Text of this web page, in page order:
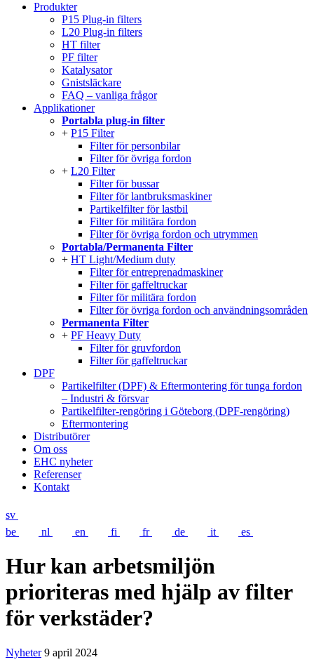
Produkter
P15 Plug-in filters
L20 Plug-in filters
HT filter
PF filter
Katalysator
Gnistsläckare
FAQ – vanliga frågor
Applikationer
Portabla plug-in filter
P15 Filter
Filter för personbilar
Filter för övriga fordon
L20 Filter
Filter för bussar
Filter för lantbruksmaskiner
Partikelfilter för lastbil
Filter för militära fordon
Filter för övriga fordon och utrymmen
Portabla/Permanenta Filter
HT Light/Medium duty
Filter för entreprenadmaskiner
Filter för gaffeltruckar
Filter för militära fordon
Filter för övriga fordon och användningsområden
Permanenta Filter
PF Heavy Duty
Filter för gruvfordon
Filter för gaffeltruckar
DPF
Partikelfilter (DPF) & Eftermontering för tunga fordon
– Industri & försvar
Partikelfilter-rengöring i Göteborg (DPF-rengöring)
Eftermontering
Distributörer
Om oss
EHC nyheter
Referenser
Kontakt
sv
be
nl en fi fr de it es
Hur kan arbetsmiljön
prioriteras med hjälp av filter
för verkstäder?
Nyheter 9 april 2024